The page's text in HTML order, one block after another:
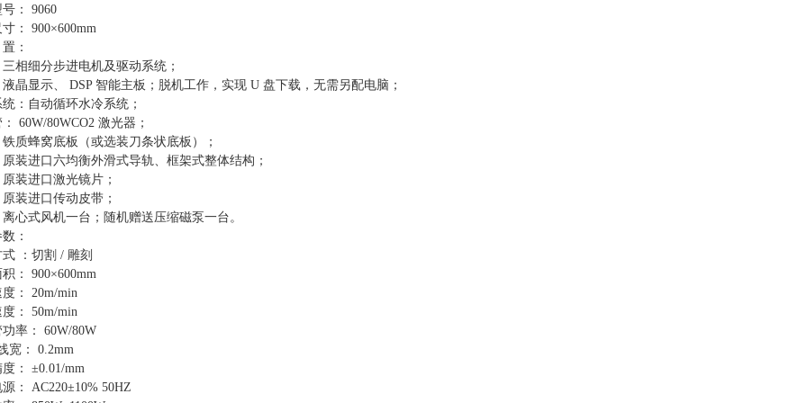
： 9060
： 900×600mm
：
相细分步进电机及驱动系统；
晶显示、 DSP 智能主板；脱机工作，实现 U 盘下载，无需另配电脑；
：自动循环水冷系统；
60W/80WCO2 激光器；
质蜂窝底板（或选装刀条状底板）；
装进口六均衡外滑式导轨、框架式整体结构；
装进口激光镜片；
装进口传动皮带；
心式风机一台；随机赠送压缩磁泵一台。
：
：切割 / 雕刻
： 900×600mm
： 20m/min
： 50m/min
率： 60W/80W
宽： 0.2mm
： ±0.01/mm
： AC220±10% 50HZ